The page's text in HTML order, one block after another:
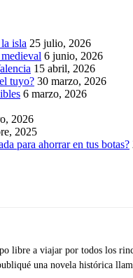
isla 25 julio, 2026
6 junio, 2026
15 abril, 2026
tuyo? 30 marzo, 2026
6 marzo, 2026
2026
2025
para ahorrar en tus botas?
libre a viajar por todos los
una novela histórica